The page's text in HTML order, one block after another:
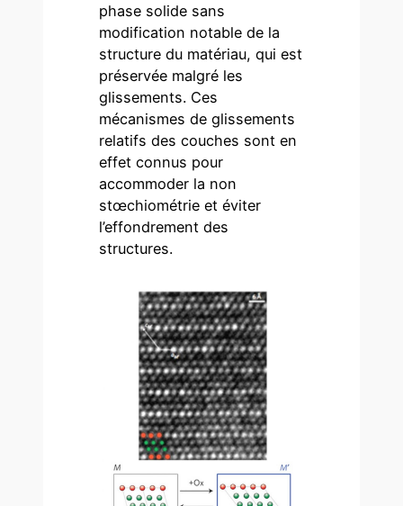
phase solide sans
modification notable de la
structure du matériau, qui est
préservée malgré les
glissements. Ces
mécanismes de glissements
relatifs des couches sont en
effet connus pour
accommoder la non
stœchiométrie et éviter
l’effondrement des
structures.